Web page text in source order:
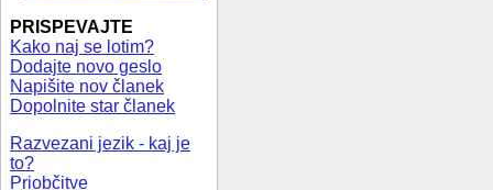
PRISPEVAJTE
Kako naj se lotim?
Dodajte novo geslo
Napišite nov članek
Dopolnite star članek
Razvezani jezik - kaj je
to?
Priobčitve